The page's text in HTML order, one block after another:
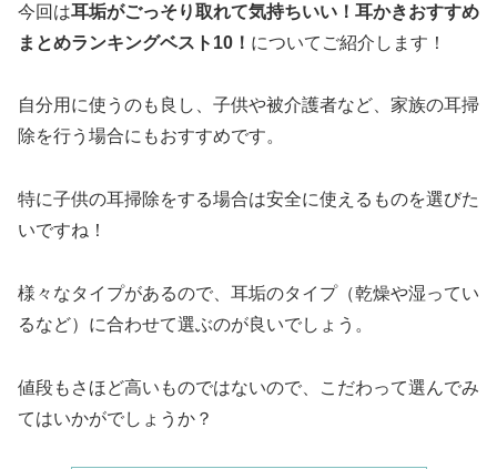
今回は耳垢がごっそり取れて気持ちいい！耳かきおすすめ
まとめランキングベスト10！ についてご紹介します！
自分用に使うのも良し、子供や被介護者など、家族の耳掃
除を行う場合にもおすすめです。
特に子供の耳掃除をする場合は安全に使えるものを選びた
いですね！
様々なタイプがあるので、耳垢のタイプ（乾燥や湿ってい
るなど）に合わせて選ぶのが良いでしょう。
値段もさほど高いものではないので、こだわって選んでみ
てはいかがでしょうか？